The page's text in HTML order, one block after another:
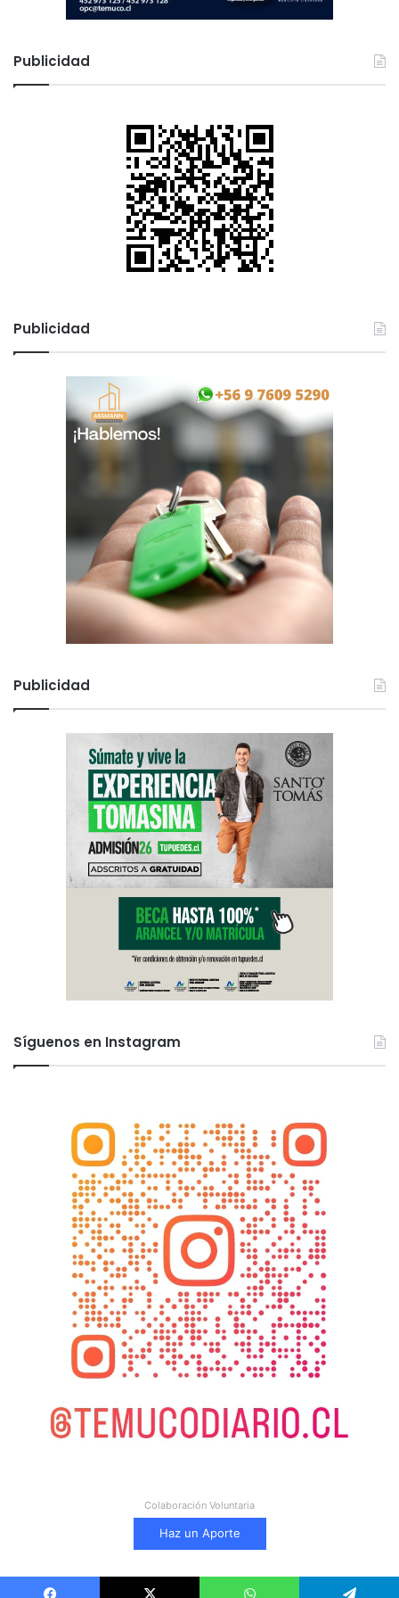
Publicidad
Publicidad
Publicidad
Síguenos en Instagram
Colaboración Voluntaria
Haz un Aporte